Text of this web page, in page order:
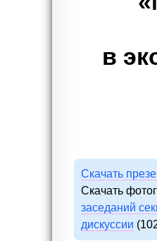
в
Скачать
Скачать
заседаний
дискуссии